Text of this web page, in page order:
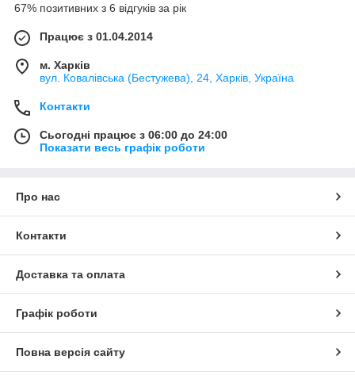
67% позитивних з 6 відгуків за рік
Працює з 01.04.2014
м. Харків
вул. Ковалівська (Бестужева), 24, Харків, Україна
Контакти
Сьогодні працює з 06:00 до 24:00
Показати весь графік роботи
Про нас
Контакти
Доставка та оплата
Графік роботи
Повна версія сайту